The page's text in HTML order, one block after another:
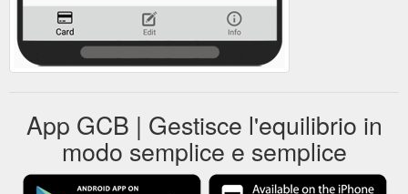
App GCB | Gestisce l'equilibrio in
modo semplice e semplice